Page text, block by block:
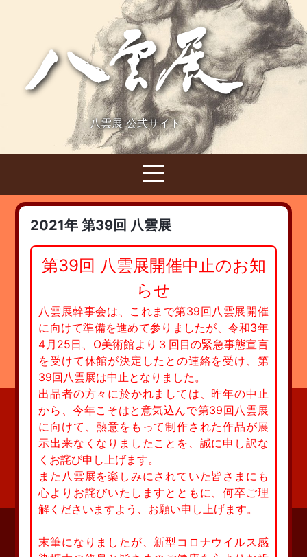
八雲展 公式サイト
2021年 第39回 八雲展
第39回 八雲展開催中止のお知
らせ
八雲展幹事会は、これまで第39回八雲展開催
に向けて準備を進めて参りましたが、令和3年
4月25日、O美術館より３回目の緊急事態宣言
を受けて休館が決定したとの連絡を受け、第
39回八雲展は中止となりました。
出品者の方々に於かれましては、昨年の中止
から、今年こそはと意気込んで第39回八雲展
に向けて、熱意をもって制作された作品が展
示出来なくなりましたことを、誠に申し訳な
くお詫び申し上げます。
また八雲展を楽しみにされていた皆さまにも
心よりお詫びいたしますとともに、何卒ご理
解くださいますよう、お願い申し上げます。
末筆になりましたが、新型コロナウイルス感